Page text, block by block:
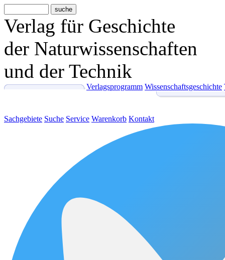
Verlag für Geschichte
der Naturwissenschaften
und der Technik
Verlagsprogramm Wissenschaftsgeschichte
Sachgebiete Suche Service Warenkorb Kontakt